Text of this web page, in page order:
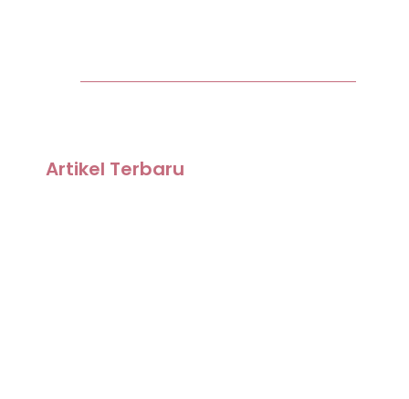
Artikel Terbaru